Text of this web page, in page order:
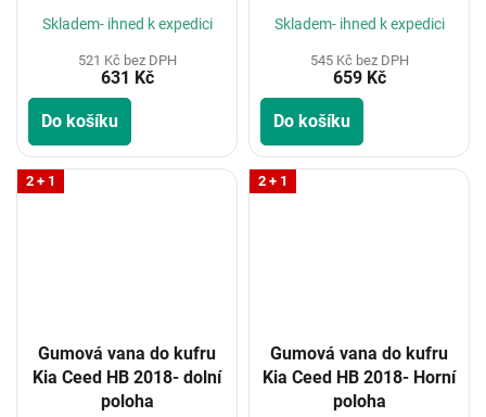
Skladem- ihned k expedici
521 Kč bez DPH
631 Kč
Do košíku
Skladem- ihned k expedici
545 Kč bez DPH
659 Kč
Do košíku
2 + 1
Gumová vana do kufru
Kia Ceed HB 2018- dolní
poloha
2 + 1
Gumová vana do kufru
Kia Ceed HB 2018- Horní
poloha